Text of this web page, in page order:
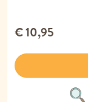
€ 10,95